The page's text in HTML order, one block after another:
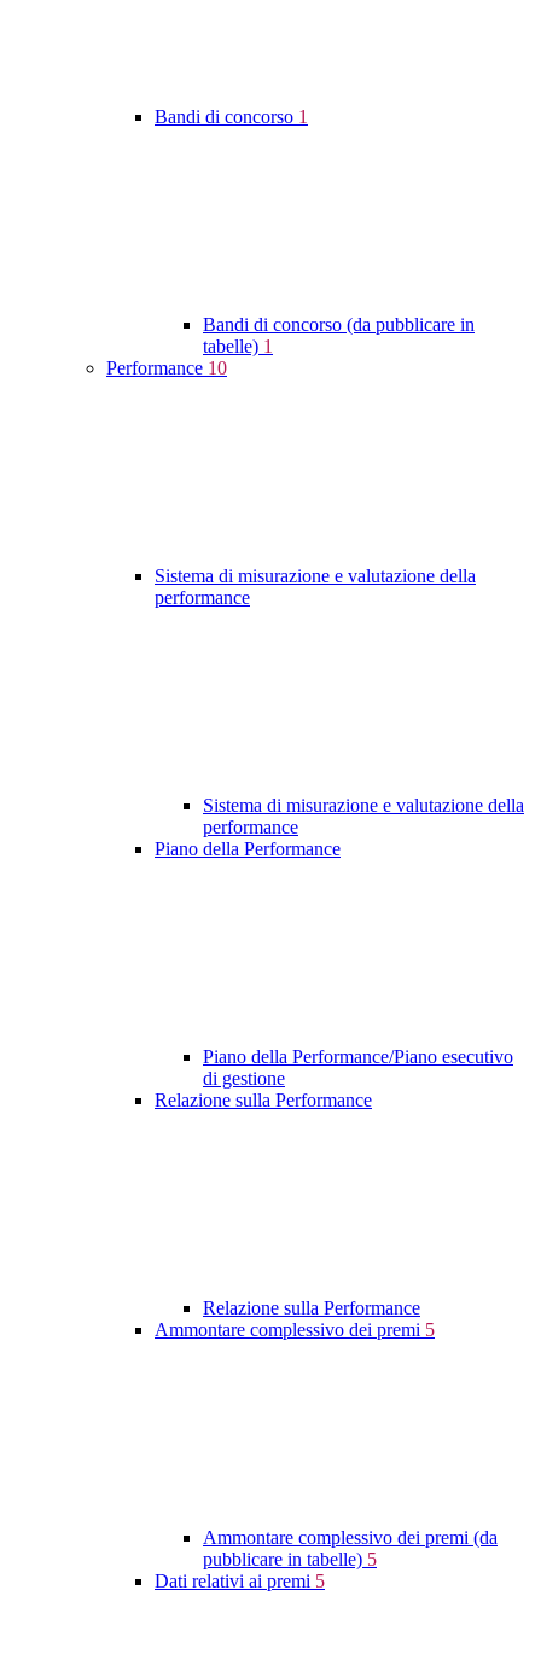
Bandi di concorso 1
Bandi di concorso (da pubblicare in
tabelle) 1
Performance 10
Sistema di misurazione e valutazione della
performance
Sistema di misurazione e valutazione della
performance
Piano della Performance
Piano della Performance/Piano esecutivo
di gestione
Relazione sulla Performance
Relazione sulla Performance
Ammontare complessivo dei premi 5
Ammontare complessivo dei premi (da
pubblicare in tabelle) 5
Dati relativi ai premi 5